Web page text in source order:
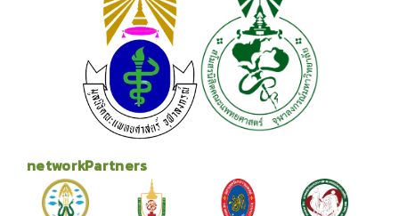
networkPartners